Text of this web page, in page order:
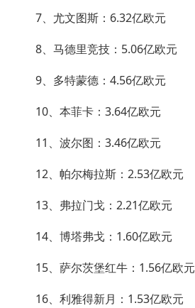
7、尤文图斯：6.32亿欧元
8、马德里竞技：5.06亿欧元
9、多特蒙德：4.56亿欧元
10、本菲卡：3.64亿欧元
11、波尔图：3.46亿欧元
12、帕尔梅拉斯：2.53亿欧元
13、弗拉门戈：2.21亿欧元
14、博塔弗戈：1.60亿欧元
15、萨尔茨堡红牛：1.56亿欧元
16、利雅得新月：1.53亿欧元